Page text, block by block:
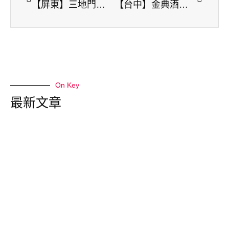
【屏東】三地門美食-向陽草魚土雞城 【台中】金典酒店-栢麗廳
On Key
最新文章